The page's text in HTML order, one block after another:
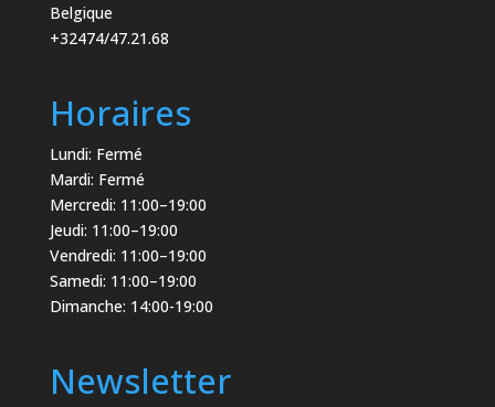
Belgique
+32474/47.21.68
Horaires
Lundi: Fermé
Mardi: Fermé
Mercredi: 11:00–19:00
Jeudi: 11:00–19:00
Vendredi: 11:00–19:00
Samedi: 11:00–19:00
Dimanche: 14:00-19:00
Newsletter